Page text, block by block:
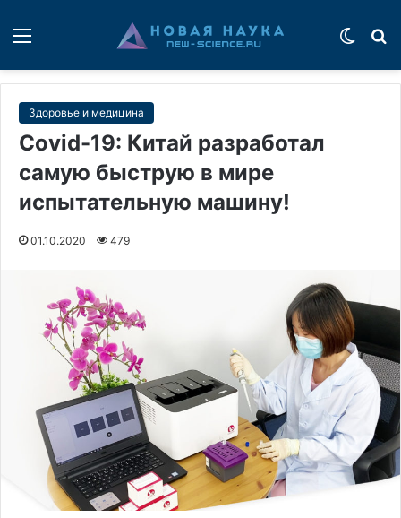
Здоровье и медицина
Covid-19: Китай разработал
самую быструю в мире
испытательную машину!
01.10.2020 479